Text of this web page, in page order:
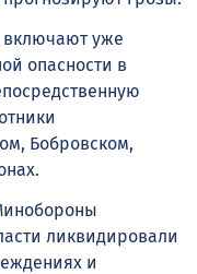
уже
опасности в
Бобровском,
ликвидировали
и